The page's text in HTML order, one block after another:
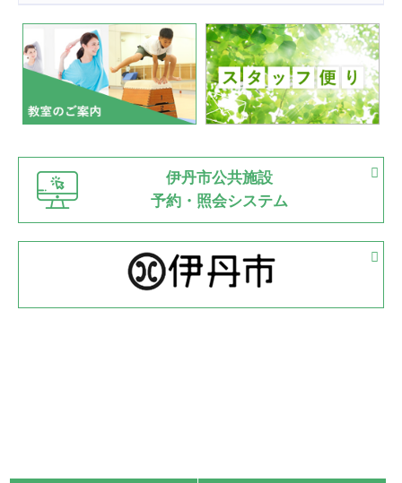
いたっぼーる大会☆彡
緑ケ丘体育館
2022.07.03
市内総合体育大会が開始
緑ケ丘体育館 猪名川運動広場
古池運動広場
2022.06.12
県知事杯争奪バレーボール大会が開催
緑ケ丘体育館
2022.05.05
体育協会長杯 バドミントン競技の部
2022.05.22
伊丹市公共施設
予約・照会システム